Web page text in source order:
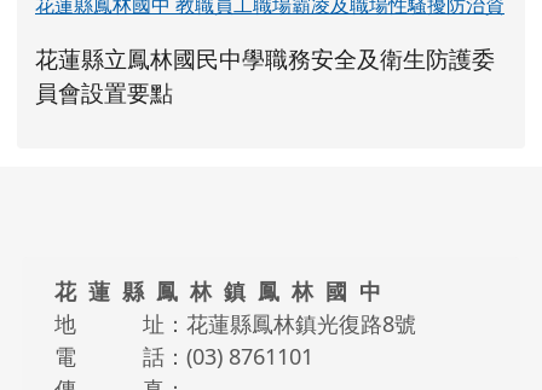
link to https://www.fles.hlc.edu.tw/uploads/tad_blocks/file/
花蓮縣立鳳林國民中學職務安全及衛生防護委
員會設置要點花蓮縣立鳳林國民中學職務安全及衛生防
花蓮縣立鳳林國民中學職務安全及衛生防
link to https://www.fles.hlc.edu.tw/uploads/
link to https://www.fles.hlc.edu.tw/uploads/
花 蓮 縣 鳳 林 鎮 鳳 林 國 中
地 址：花蓮縣鳳林鎮光復路8號
電 話：(03) 8761101